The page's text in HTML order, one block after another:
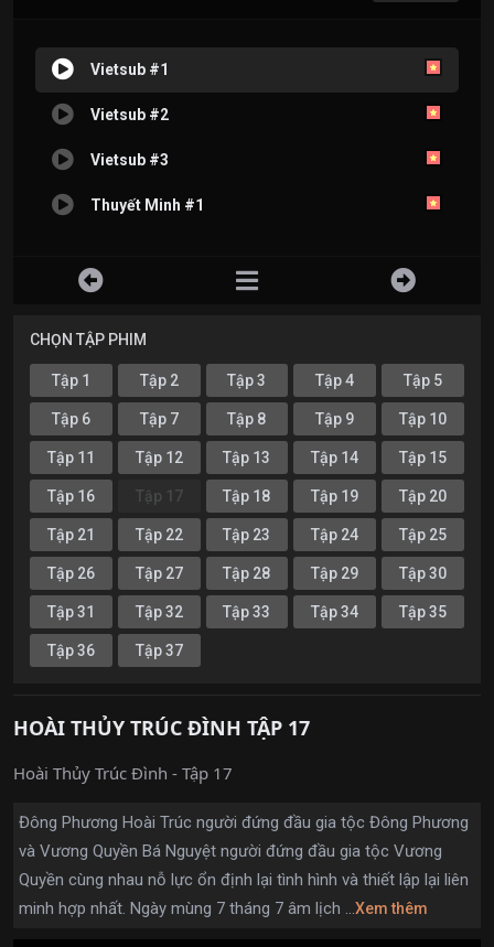
Vietsub #1
Vietsub #2
Vietsub #3
Thuyết Minh #1
CHỌN TẬP PHIM
Tập 1 Tập 2 Tập 3 Tập 4 Tập 5
Tập 6 Tập 7 Tập 8 Tập 9 Tập 10
Tập 11 Tập 12 Tập 13 Tập 14 Tập 15
Tập 16 Tập 17 Tập 18 Tập 19 Tập 20
Tập 21 Tập 22 Tập 23 Tập 24 Tập 25
Tập 26 Tập 27 Tập 28 Tập 29 Tập 30
Tập 31 Tập 32 Tập 33 Tập 34 Tập 35
Tập 36 Tập 37
HOÀI THỦY TRÚC ĐÌNH TẬP 17
Hoài Thủy Trúc Đình - Tập 17
Đông Phương Hoài Trúc người đứng đầu gia tộc Đông Phương
và Vương Quyền Bá Nguyệt người đứng đầu gia tộc Vương
Quyền cùng nhau nỗ lực ổn định lại tình hình và thiết lập lại liên
minh hợp nhất. Ngày mùng 7 tháng 7 âm lịch ...Xem thêm